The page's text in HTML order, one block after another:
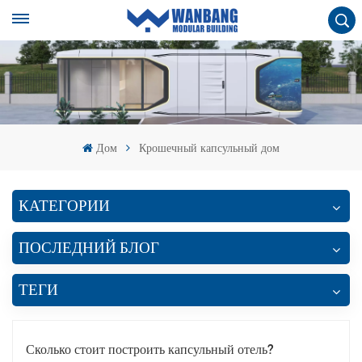
Дом Крошечный капсульный дом
КАТЕГОРИИ
ПОСЛЕДНИЙ БЛОГ
ТЕГИ
Сколько стоит построить капсульный отель?